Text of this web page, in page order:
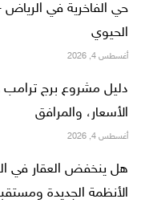
حي الفاخرية في
الحيوي
أغسطس 4, 2026
دليل مشروع برج
الأسعار، والمرافق
أغسطس 4, 2026
هل ينخفض العقار في
الأنظمة الجديدة